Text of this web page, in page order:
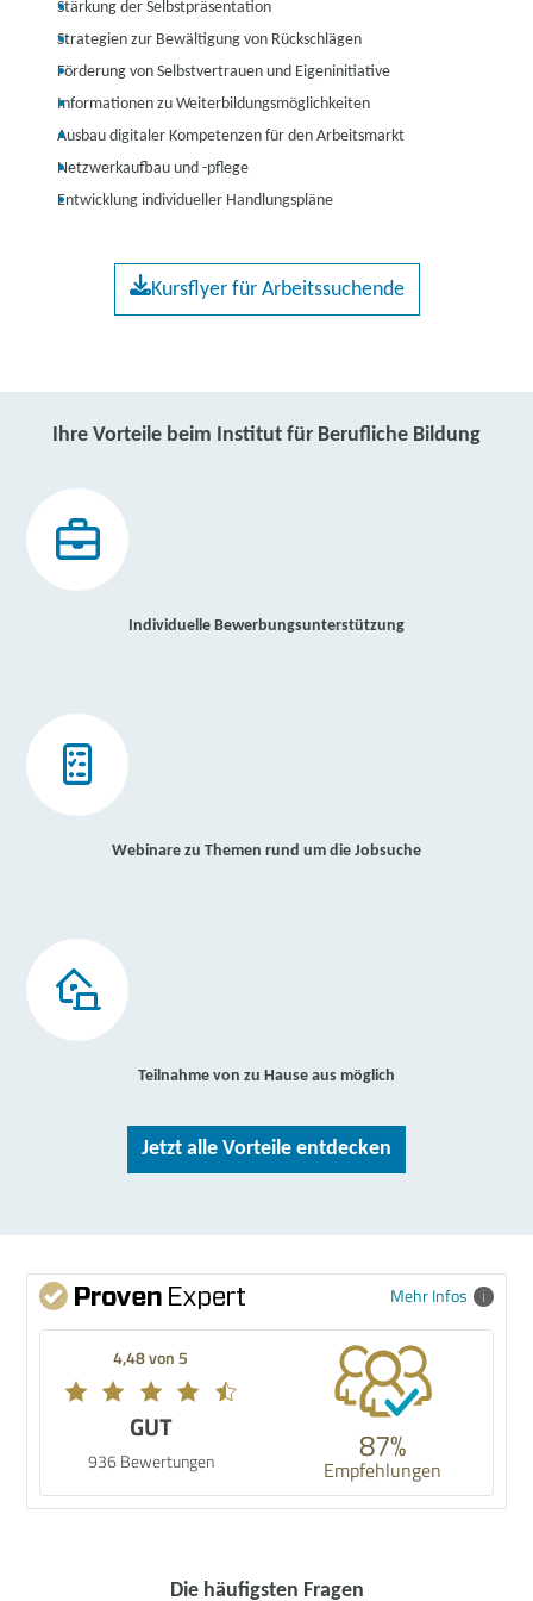
Stärkung der Selbstpräsentation
Strategien zur Bewältigung von Rückschlägen
Förderung von Selbstvertrauen und Eigeninitiative
Informationen zu Weiterbildungsmöglichkeiten
Ausbau digitaler Kompetenzen für den Arbeitsmarkt
Netzwerkaufbau und -pflege
Entwicklung individueller Handlungspläne
Kursflyer für Arbeitssuchende
Ihre Vorteile beim Institut für Berufliche Bildung
Individuelle Bewerbungsunterstützung
Webinare zu Themen rund um die Jobsuche
Teilnahme von zu Hause aus möglich
Jetzt alle Vorteile entdecken
Mehr Infos
4,48 von 5
GUT
936 Bewertungen 87%
Empfehlungen
Die häufigsten Fragen